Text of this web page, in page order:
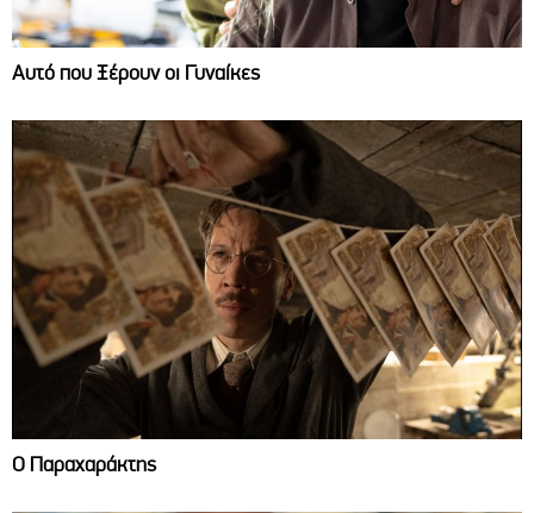
Αυτό που Ξέρουν οι Γυναίκες
Ο Παραχαράκτης